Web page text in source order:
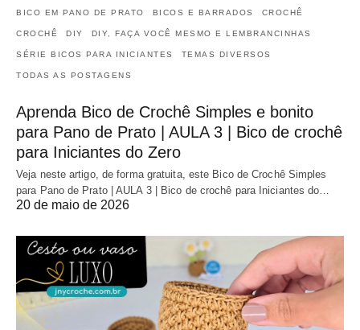
BICO EM PANO DE PRATO BICOS E BARRADOS CROCHÊ
CROCHÊ DIY DIY, FAÇA VOCÊ MESMO E LEMBRANCINHAS
SÉRIE BICOS PARA INICIANTES TEMAS DIVERSOS
TODAS AS POSTAGENS
Aprenda Bico de Crochê Simples e bonito
para Pano de Prato | AULA 3 | Bico de crochê
para Iniciantes do Zero
Veja neste artigo, de forma gratuita, este Bico de Crochê Simples
para Pano de Prato | AULA 3 | Bico de crochê para Iniciantes do…
20 de maio de 2026